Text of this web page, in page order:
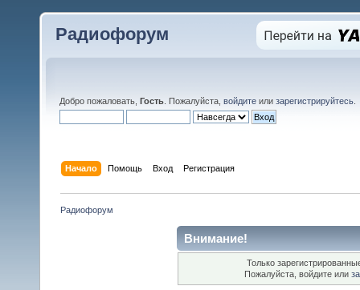
Радиофорум
Добро пожаловать, Гость . Пожалуйста, войдите или зарегистрируйтесь
Начало Помощь Вход Регистрация
Радиофорум
Внимание!
Только
Пожалуйста, войдите или